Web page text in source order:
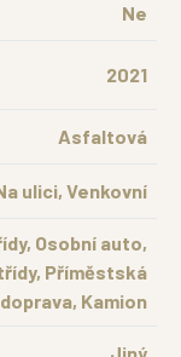
Ne
2021
Asfaltová
ulici, Venkovní
Osobní auto,
Příměstská
doprava, Kamion